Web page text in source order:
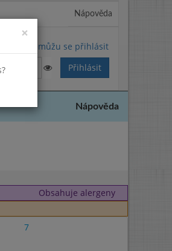
Nápověda
Nemůžu se přihlásit
Nápověda
Obsahuje alergeny
7
×